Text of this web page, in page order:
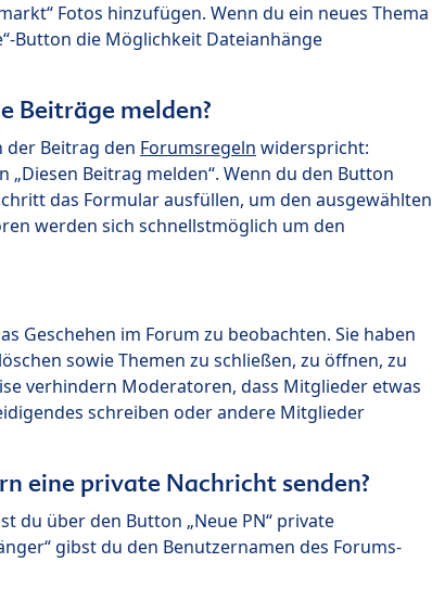
Fotos hinzufügen. Wenn du ein neues Thema
Button die Möglichkeit Dateianhänge
Beiträge melden?
Beitrag den Forumsregeln widerspricht:
Beitrag melden“. Wenn du den Button
das Formular ausfüllen, um den ausgewählten
werden sich schnellstmöglich um den
Geschehen im Forum zu beobachten. Sie haben
sowie Themen zu schließen, zu öffnen, zu
verhindern Moderatoren, dass Mitglieder etwas
schreiben oder andere Mitglieder
eine private Nachricht senden?
du über den Button „Neue PN“ private
gibst du den Benutzernamen des Forums-